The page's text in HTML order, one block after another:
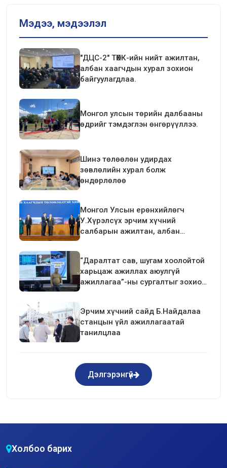
Мэдээ, мэдээлэл
"ДЦС-2" ТӨХК-ийн нийт ажилтан,
албан хаагчдын хурал зохион
байгуулагдлаа.
Монгол улсын төрийн далбааны
өдрийг тэмдэглэн өнгөрүүллээ.
Шинэ төлөөлөн удирдах
зөвлөлийн хурал болж
өндөрлөлөө
Монгол Улсын ерөнхийлөгч
У.Хүрэлсүх эрчим хүчний
салбарын ажилтан, албан
“Даралтат сав, шугам хоолойтой
харьцаж ажиллах аюулгүй
ажиллагаа”-ны сургалтыг зохион
Эрчим хүчний сайд Б.Найдалаа
станцын үйл ажиллагаатай
танилцлаа
Дэлгэрэнгүй
Холбоо барих